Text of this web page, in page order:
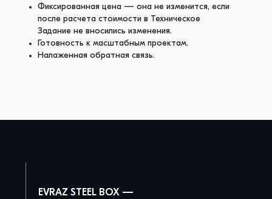
Фиксированная цена — она не изменится, если
после расчета стоимости в Техническое
Задание не вносились изменения.
Готовность к масштабным проектам.
Налаженная обратная связь.
EVRAZ STEEL BOX —